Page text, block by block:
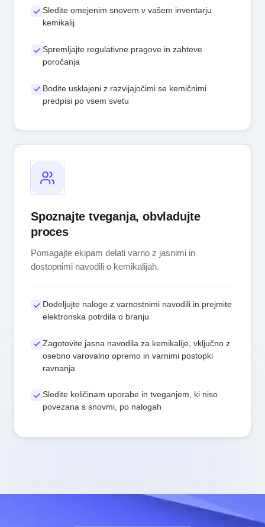
Sledite omejenim snovem v vašem inventarju
kemikalij
Spremljajte regulativne pragove in zahteve
poročanja
Bodite usklajeni z razvijajočimi se kemičnimi
predpisi po vsem svetu
Spoznajte tveganja, obvladujte
proces
Pomagajte ekipam delati varno z jasnimi in
dostopnimi navodili o kemikalijah.
Dodeljujte naloge z varnostnimi navodili in prejmite
elektronska potrdila o branju
Zagotovite jasna navodila za kemikalije, vključno z
osebno varovalno opremo in varnimi postopki
ravnanja
Sledite količinam uporabe in tveganjem, ki niso
povezana s snovmi, po nalogah